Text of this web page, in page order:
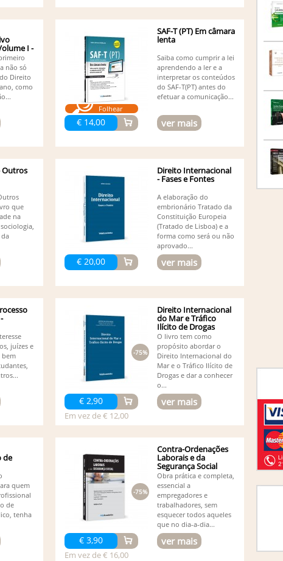
I -
não só
Direito
como
Folhear
€ 14,00
SAF-T (PT) Em câmara
lenta
Saiba como cumprir a lei
aprendendo a ler e a
interpretar os conteúdos
do SAF-T(PT) antes do
efetuar a comunicação...
ver mais
Outros
que
na
€ 20,00
Direito Internacional
- Fases e Fontes
A elaboração do
embrionário Tratado da
Constituição Europeia
(Tratado de Lisboa) e a
forma como será ou não
aprovado...
ver mais
juízes e
bem
€ 2,90
Em vez de € 12,00
-75%
Direito Internacional
do Mar e Tráfico
Ilícito de Drogas
O livro tem como
propósito abordar o
Direito Internacional do
Mar e o Tráfico Ilícito de
Drogas e dar a conhecer
o...
ver mais
de
quem
de
tenha
€ 3,90
Em vez de € 16,00
-75%
Contra-Ordenações
Laborais e da
Segurança Social
Obra prática e completa,
essencial a
empregadores e
trabalhadores, sem
esquecer todos aqueles
que no dia-a-dia...
ver mais